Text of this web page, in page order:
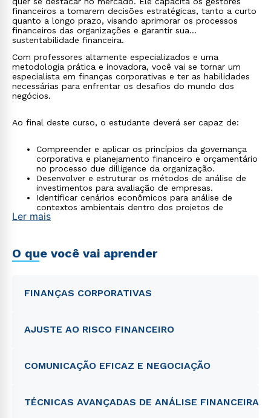
financeiros a tomarem decisões estratégicas, tanto a curto
quanto a longo prazo, visando aprimorar os processos
financeiros das organizações e garantir sua
sustentabilidade financeira.
Com professores altamente especializados e uma
metodologia prática e inovadora, você vai se tornar um
especialista em finanças corporativas e ter as habilidades
necessárias para enfrentar os desafios do mundo dos
negócios.
Ao final deste curso, o estudante deverá ser capaz de:
Compreender e aplicar os princípios da governança
corporativa e planejamento financeiro e orçamentário
no processo due dilligence da organização.
Desenvolver e estruturar os métodos de análise de
investimentos para avaliação de empresas.
Identificar cenários econômicos para análise de
contextos ambientais dentro dos projetos de
desenvolvimento de investimentos corporativos.
investimento empresarial.
Ler mais
O que você vai aprender
FINANÇAS CORPORATIVAS
AJUSTE AO RISCO FINANCEIRO
COMUNICAÇÃO EFICAZ E NEGOCIAÇÃO
TÉCNICAS AVANÇADAS DE ANÁLISE FINANCEIRA
Rápido e fácil
WhatsApp